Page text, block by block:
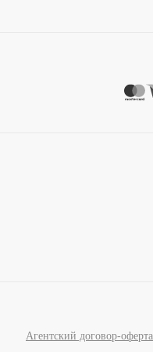
Агентский договор-оферта